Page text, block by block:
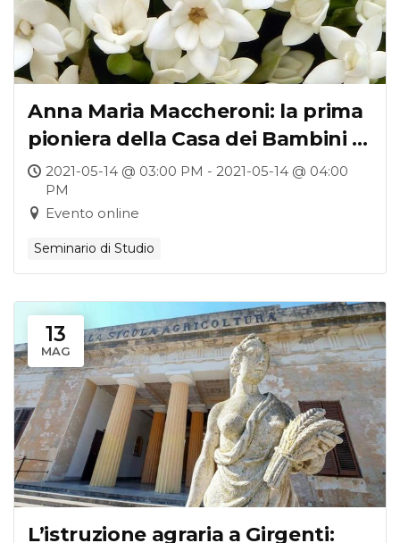
Anna Maria Maccheroni: la prima
pioniera della Casa dei Bambini di
Maria Montessori
2021-05-14 @ 03:00 PM - 2021-05-14 @ 04:00
PM
Evento online
Seminario di Studio
13
MAG
L’istruzione agraria a Girgenti: